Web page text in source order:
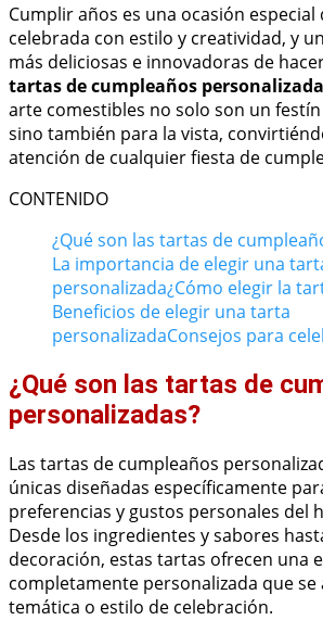
Cumplir años es una ocasión
celebrada con estilo y creatividad, y
más deliciosas e innovadoras de
tartas de cumpleaños
arte comestibles no solo son un
sino también para la vista,
atención de cualquier fiesta de
CONTENIDO
¿Qué son las tartas de
La importancia de elegir una
personalizada¿Cómo elegir la
Beneficios de elegir una tarta
personalizadaConsejos para
¿Qué son las tartas de
personalizadas?
Las tartas de cumpleaños
únicas diseñadas específicamente
preferencias y gustos personales del
Desde los ingredientes y sabores
decoración, estas tartas ofrecen una
completamente personalizada que
temática o estilo de celebración.